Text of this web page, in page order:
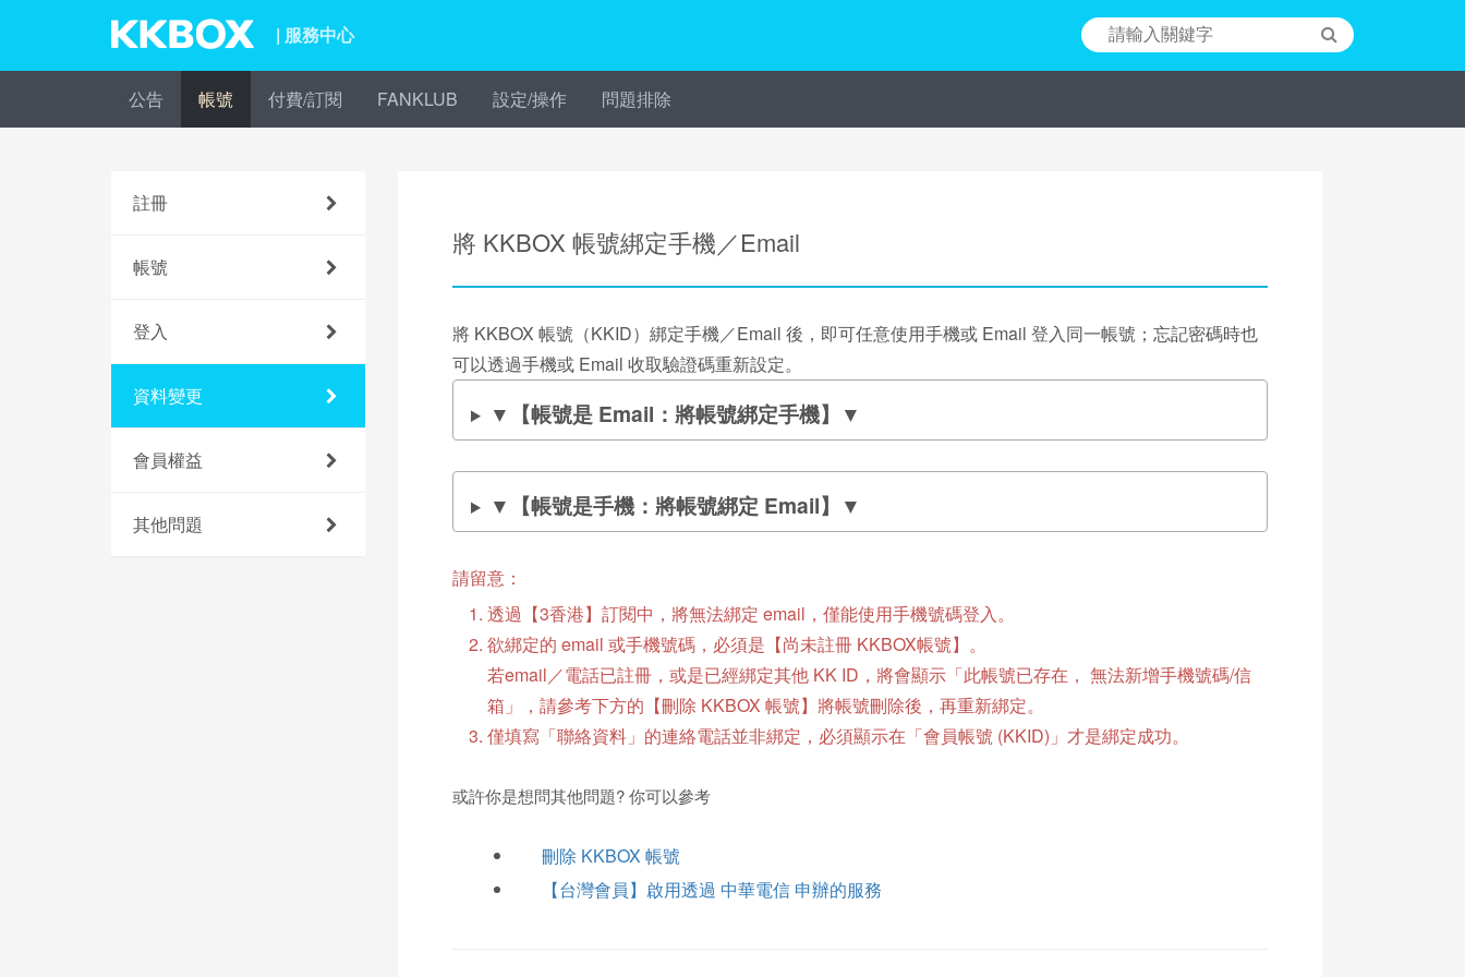
| 服務中心
公告 帳號 付費/訂閱 FANKLUB 設定/操作 問題排除
註冊
帳號
登入
資料變更
會員權益
其他問題
將 KKBOX 帳號綁定手機／Email
將 KKBOX 帳號（KKID）綁定手機／Email 後，即可任意使用手機或 Email 登入同一帳號；忘記密碼時也
可以透過手機或 Email 收取驗證碼重新設定。
▼【帳號是 Email：將帳號綁定手機】▼
▼【帳號是手機：將帳號綁定 Email】▼
請留意：
透過 【3香港】訂閱中，將無法綁定 email，僅能使用手機號碼登入。
欲綁定的 email 或手機號碼，必須是【尚未註冊 KKBOX帳號】。
若email／電話已註冊，或是已經綁定其他 KK ID，將會顯示「此帳號已存在， 無法新增手機號碼/信
箱」，請參考下方的【刪除 KKBOX 帳號】將帳號刪除後，再重新綁定。
僅填寫「聯絡資料」的連絡電話並非綁定，必須顯示在「會員帳號 (KKID)」才是綁定成功。
或許你是想問其他問題? 你可以參考
刪除 KKBOX 帳號
【台灣會員】啟用透過 中華電信 申辦的服務